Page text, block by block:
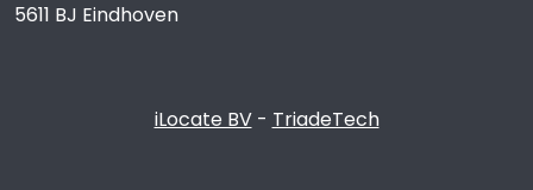
5611 BJ Eindhoven
iLocate BV- TriadeTech